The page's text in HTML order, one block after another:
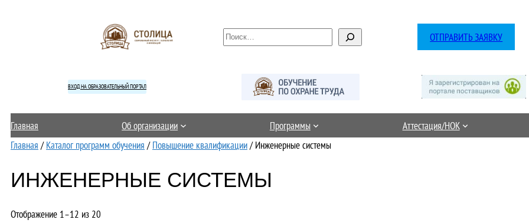
П
о
ОТПРАВИТЬ ЗАЯВКУ
ВХОД НА ОБРАЗОВАТЕЛЬНЫЙ ПОРТАЛ
Главная Об организации Программы Аттестация/НОК
Главная /Каталог программ обучения /Повышение квалификации/ Инженерные системы
ИНЖЕНЕРНЫЕ СИСТЕМЫ
Отображение 1–12 из 20